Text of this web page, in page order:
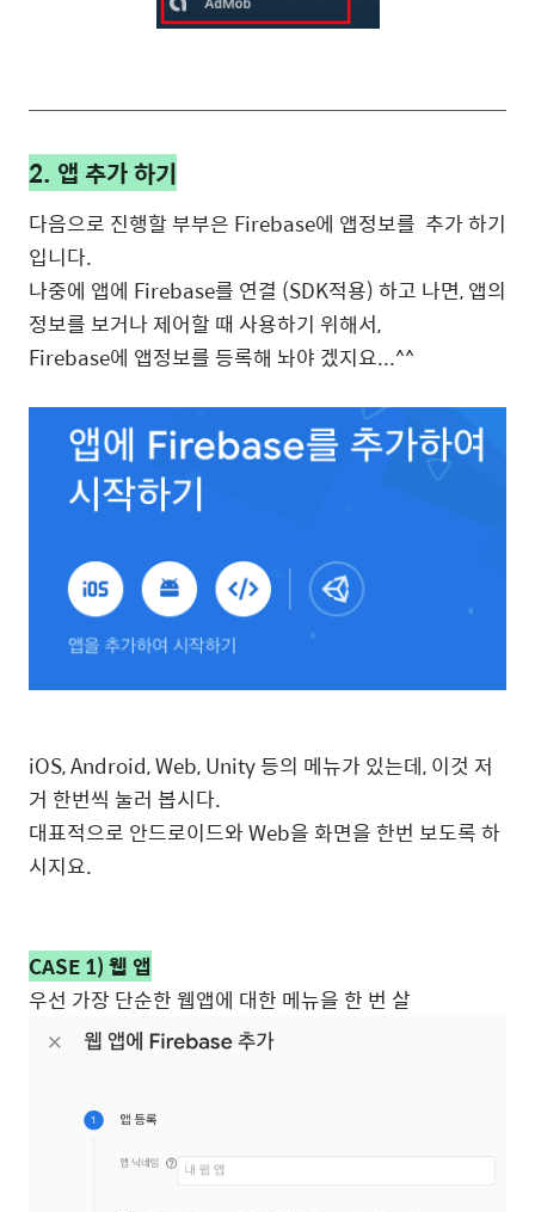
2. 앱 추가 하기
다음으로 진행할 부부은 Firebase에 앱정보를 추가 하기
입니다.
나중에 앱에 Firebase를 연결 (SDK적용) 하고 나면, 앱의
정보를 보거나 제어할 때 사용하기 위해서,
Firebase에 앱정보를 등록해 놔야 겠지요...^^
iOS, Android, Web, Unity 등의 메뉴가 있는데, 이것 저
거 한번씩 눌러 봅시다.
대표적으로 안드로이드와 Web을 화면을 한번 보도록 하
시지요.
CASE 1) 웹 앱
우선 가장 단순한 웹앱에 대한 메뉴을 한 번 살